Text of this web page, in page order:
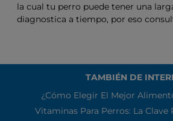
la cual tu perro puede tener una
diagnostica a tiempo, por eso
TAMBIÉN DE
¿Cómo Elegir El Mejor
Vitaminas Para Perros: La Clave